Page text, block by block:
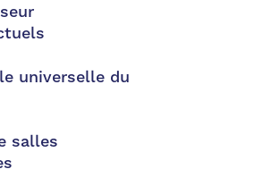
universelle du
salles